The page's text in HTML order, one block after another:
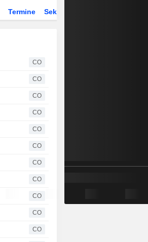
Termine Sektor
CO
CO
CO
CO
CO
CO
CO
CO
CO
CO
CO